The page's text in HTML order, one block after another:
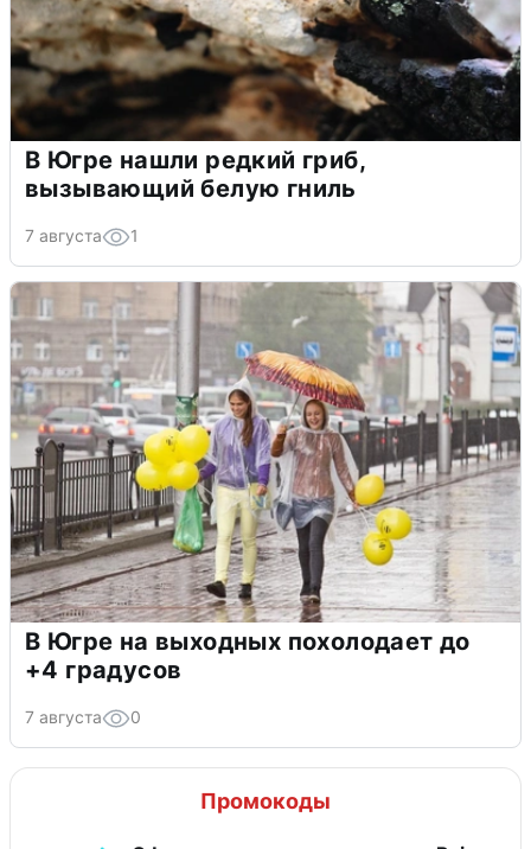
В Югре нашли редкий гриб,
вызывающий белую гниль
7 августа 1
В Югре на выходных похолодает до
+4 градусов
7 августа 0
Промокоды